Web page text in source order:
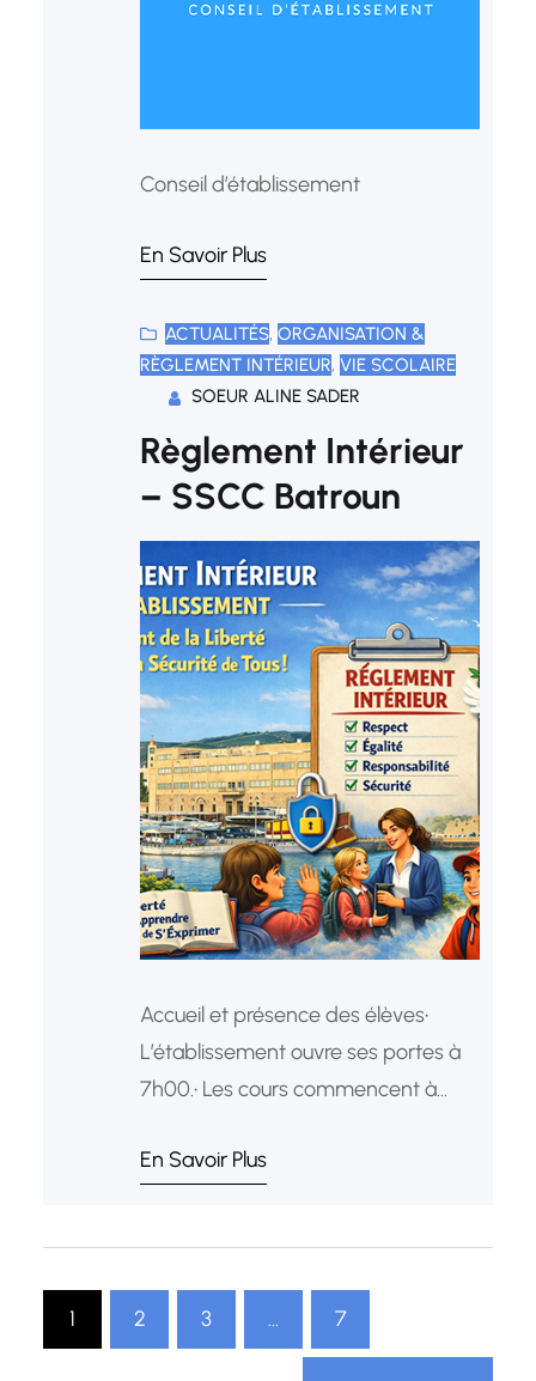
Conseil d’établissement
En Savoir Plus
ACTUALITÉS, ORGANISATION &
RÈGLEMENT INTÉRIEUR, VIE SCOLAIRE
SOEUR ALINE SADER
Règlement Intérieur
– SSCC Batroun
Accueil et présence des élèves•
L’établissement ouvre ses portes à
7h00.• Les cours commencent à
présents 10 minutes avant la
extrascolaires ou disposent d’une
autorisation spéciale.• Les parents
En Savoir Plus
1 2 3 … 7